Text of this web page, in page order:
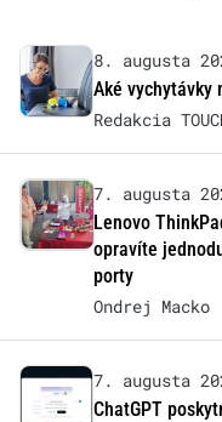
8. augusta
Aké vychytávky
Redakcia
7. augusta
Lenovo
opravíte
porty
Ondrej Macko
7. augusta
ChatGPT